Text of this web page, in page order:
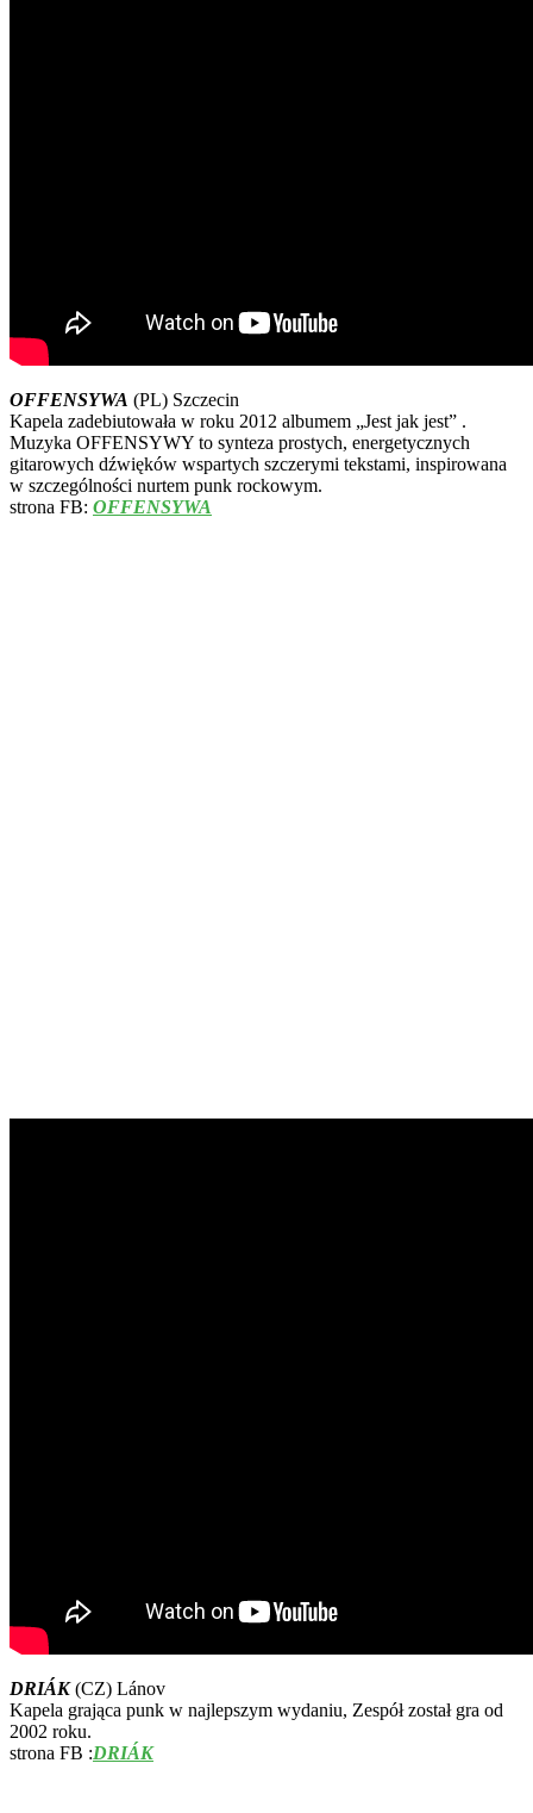
OFFENSYWA (PL) Szczecin
Kapela zadebiutowała w roku 2012 albumem „Jest jak jest” .
Muzyka OFFENSYWY to synteza prostych, energetycznych
gitarowych dźwięków wspartych szczerymi tekstami, inspirowana
w szczególności nurtem punk rockowym.
strona FB: OFFENSYWA
DRIÁK(CZ) Lánov
Kapela grająca punk w najlepszym wydaniu, Zespół został gra od
2002 roku.
strona FB :DRIÁK